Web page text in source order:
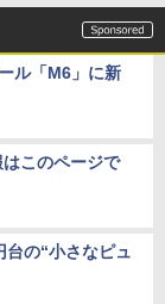
ル「M6」に新
このページで
台の“小さなピュ